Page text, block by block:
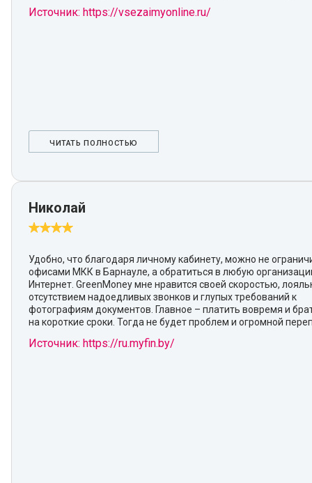
Источник: https://vsezaimyonline.ru/
ЧИТАТЬ ПОЛНОСТЬЮ
Николай
Удобно, что благодаря личному кабинету, можно не
офисами МКК в Барнауле, а обратиться в любую
Интернет. GreenMoney мне нравится своей скоростью,
отсутствием надоедливых звонков и глупых требований к
фотографиям документов. Главное – платить вовремя и
на короткие сроки. Тогда не будет проблем и огромной
Источник: https://ru.myfin.by/